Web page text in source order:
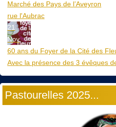
Marché des Pays de l’Aveyron
rue l'Aubrac
21
Nov
60 ans du Foyer de la Cité des
Avec la présence des 3 évêques
Pastourelles 2025...